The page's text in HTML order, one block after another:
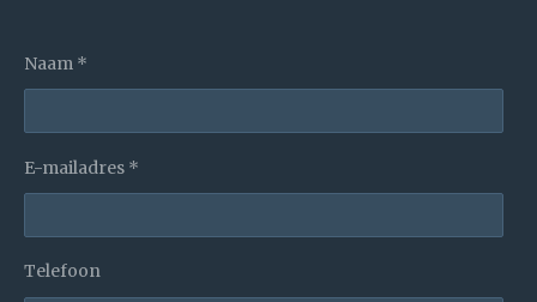
Naam *
E-mailadres *
Telefoon